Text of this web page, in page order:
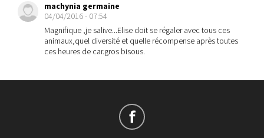
machynia germaine
04/04/2016 - 07:54
Magnifique ,je salive...Elise doit se régaler avec tous ces
animaux,quel diversité et quelle récompense après toutes
ces heures de car.gros bisous.